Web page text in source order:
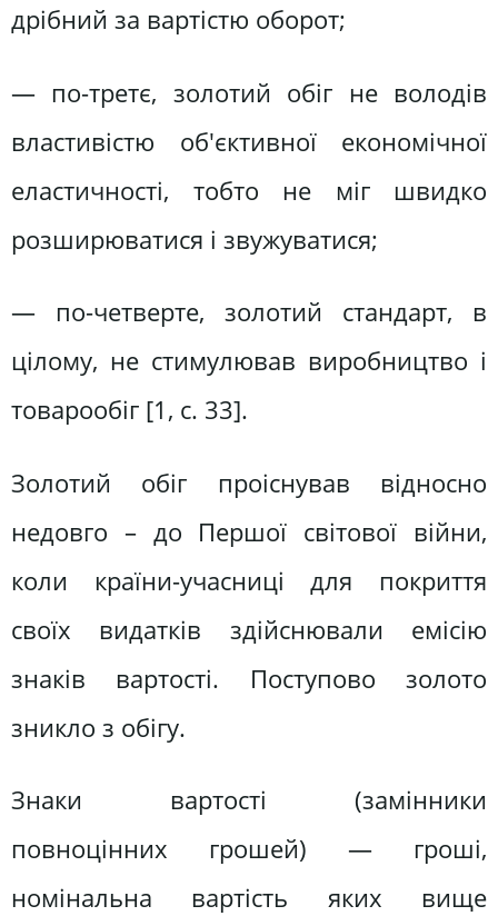
дрібний за вартістю оборот;
— по-третє, золотий обіг не володів
властивістю об'єктивної економічної
еластичності, тобто не міг швидко
розширюватися і звужуватися;
— по-четверте, золотий стандарт, в
цілому, не стимулював виробництво і
товарообіг [1, с. 33].
Золотий обіг проіснував відносно
недовго – до Першої світової війни,
коли країни-учасниці для покриття
своїх видатків здійснювали емісію
знаків вартості. Поступово золото
зникло з обігу.
Знаки вартості (замінники
повноцінних грошей) — гроші,
номінальна вартість яких вище